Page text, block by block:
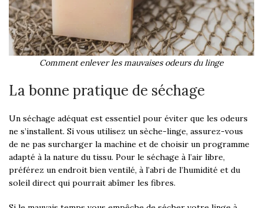
Comment enlever les mauvaises odeurs du linge
La bonne pratique de séchage
Un séchage adéquat est essentiel pour éviter que les odeurs
ne s’installent. Si vous utilisez un sèche-linge, assurez-vous
de ne pas surcharger la machine et de choisir un programme
adapté à la nature du tissu. Pour le séchage à l’air libre,
préférez un endroit bien ventilé, à l’abri de l’humidité et du
soleil direct qui pourrait abîmer les fibres.